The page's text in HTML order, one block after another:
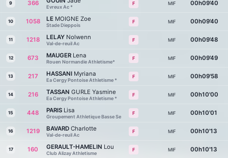
9 366
Evreux Ac *
F MIF 00h09'40
10 1058 LE MOIGNE Zoe
Stade Dieppois
F MIF 00h09'40
11 1218 LELAY Nolwenn
Val-de-reuil Ac
F MIF 00h09'48
12 673 MAUGER Lena
Rouen Normandie Athletisme*
F MIF 00h09'49
13 217 HASSANI Myriana
Ea Cergy Pontoise Athletisme *
F MIF 00h09'58
14 216 TASSAN GURLE Yasmine
Ea Cergy Pontoise Athletisme *
F MIF 00h10'00
15 448 PARIS Lisa
Groupement Athletique Basse Se
F MIF 00h10'01
16 1219 BAVARD Charlotte
Val-de-reuil Ac
F MIF 00h10'13
17 160 GERAULT-HAMELIN Lou
Club Alizay Athletisme
F MIF 00h10'13